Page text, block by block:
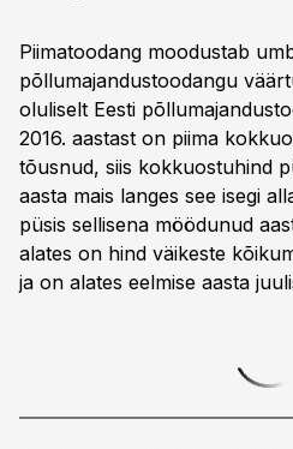
Piimatoodang moodustab
põllumajandustoodangu
oluliselt Eesti
2016. aastast on piima
tõusnud, siis kokkuostuhind
aasta mais langes see isegi
püsis sellisena möödunud
alates on hind väikeste
ja on alates eelmise aasta